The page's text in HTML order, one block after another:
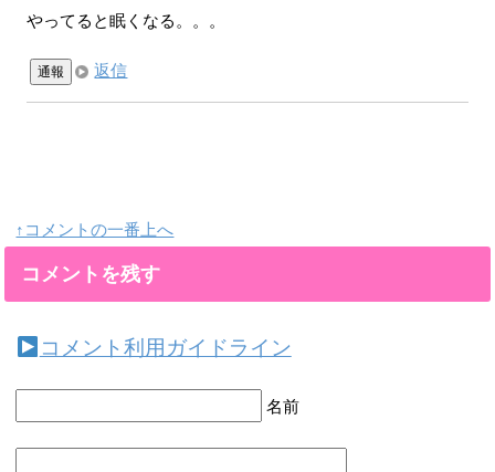
やってると眠くなる。。。
通報 返信
↑コメントの一番上へ
コメントを残す
コメント利用ガイドライン
名前